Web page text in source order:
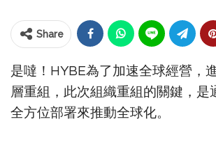
Share
是噠！HYBE為了加速全球經營，
層重組，此次組織重組的關鍵，是
全方位部署來推動全球化。